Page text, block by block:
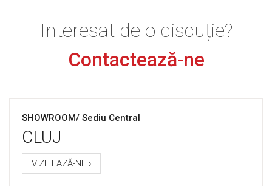
Interesat de o discuție?
Contactează-ne
SHOWROOM/ Sediu Central
CLUJ
VIZITEAZĂ-NE ›